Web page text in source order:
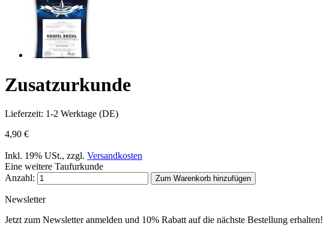
Zusatzurkunde
Lieferzeit: 1-2 Werktage (DE)
4,90 €
Inkl. 19% USt., zzgl. Versandkosten
Eine weitere Taufurkunde
Anzahl:
Zum Warenkorb hinzufügen
Newsletter
Jetzt zum Newsletter anmelden und 10% Rabatt auf die nächste Bestellung erhalten!